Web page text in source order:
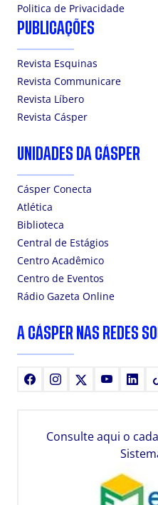
Politica de Privacidade
PUBLICAÇÕES
Revista Esquinas
Revista Communicare
Revista Líbero
Revista Cásper
UNIDADES DA CÁSPER
Cásper Conecta
Atlética
Biblioteca
Central de Estágios
Centro Acadêmico
Centro de Eventos
Rádio Gazeta Online
A CÁSPER NAS REDES
FacebookInstagram Youtube
Consulte aqui o